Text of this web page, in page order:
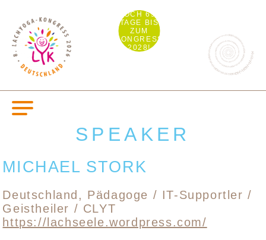
NOCH 694
TAGE BIS
ZUM
KONGRESS
2028!
SPEAKER
MICHAEL STORK
Deutschland, Pädagoge / IT-Supportler /
Geistheiler / CLYT
https://lachseele.wordpress.com/